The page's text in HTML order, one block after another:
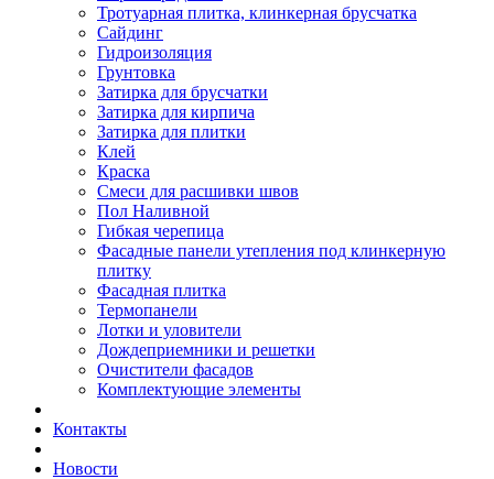
Тротуарная плитка, клинкерная брусчатка
Сайдинг
Гидроизоляция
Грунтовка
Затирка для брусчатки
Затирка для кирпича
Затирка для плитки
Клей
Краска
Смеси для расшивки швов
Пол Наливной
Гибкая черепица
Фасадные панели утепления под клинкерную
плитку
Фасадная плитка
Термопанели
Лотки и уловители
Дождеприемники и решетки
Очистители фасадов
Комплектующие элементы
Контакты
Новости